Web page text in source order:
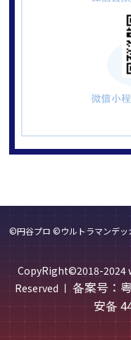
©円谷プロ ©ウルトラマンデッ
CopyRight©2018-2024
Reserved 丨备案号：
安备